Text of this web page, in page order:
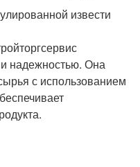
извести
надежностью. Она
с использованием